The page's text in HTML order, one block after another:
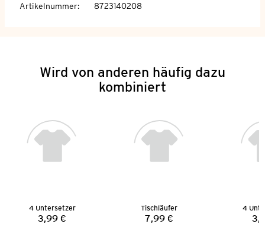
Artikelnummer: 8723140208
Wird von anderen häufig dazu
kombiniert
4 Untersetzer
Preis:
3,99 €
Tischläufer
Preis:
7,99 €
4